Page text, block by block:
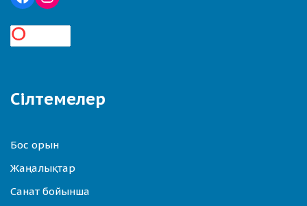
Сілтемелер
Бос орын
Жаңалықтар
Санат бойынша